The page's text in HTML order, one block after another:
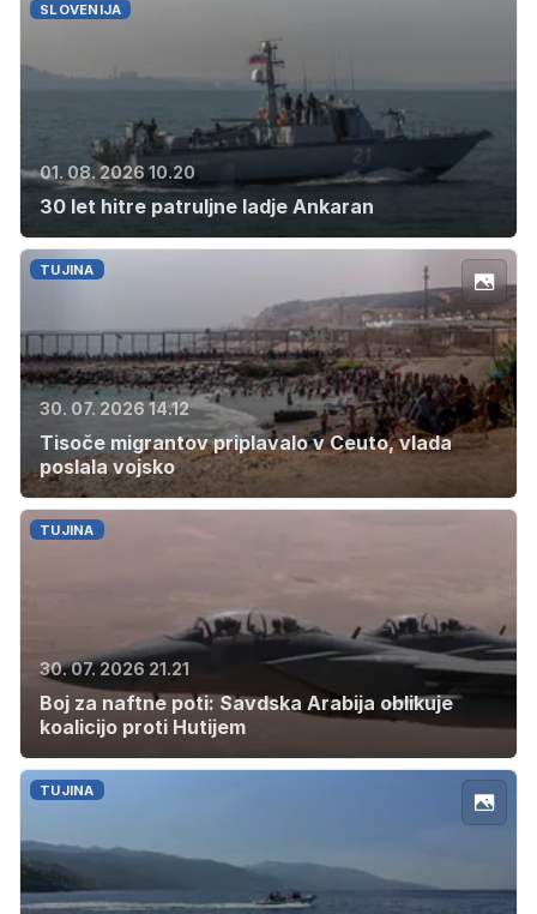
SLOVENIJA
01. 08. 2026 10.20
30 let hitre patruljne ladje Ankaran
TUJINA
30. 07. 2026 14.12
Tisoče migrantov priplavalo v Ceuto, vlada
poslala vojsko
TUJINA
30. 07. 2026 21.21
Boj za naftne poti: Savdska Arabija oblikuje
koalicijo proti Hutijem
TUJINA